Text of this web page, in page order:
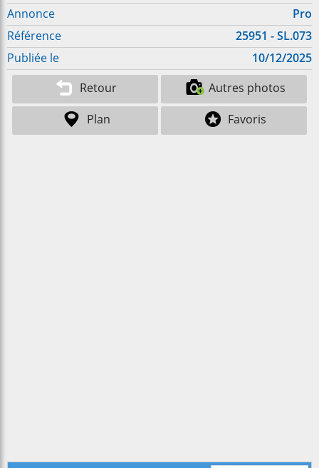
Annonce
Pro
Référence
25951 - SL.073
Publiée le
10/12/2025
Retour
Autres photos
Plan
Favoris